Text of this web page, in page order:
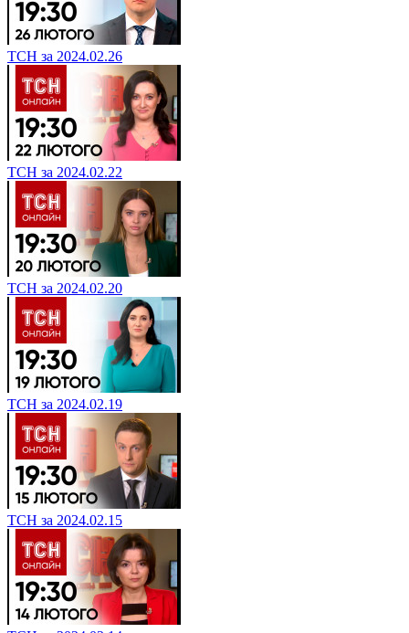
ТСН за 2024.02.26
ТСН за 2024.02.22
ТСН за 2024.02.20
ТСН за 2024.02.19
ТСН за 2024.02.15